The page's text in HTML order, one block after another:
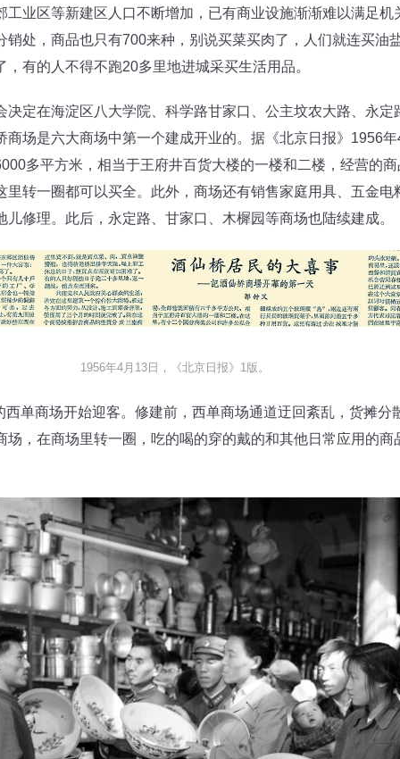
区等新建区人口不断增加，已有商业设施渐渐难以满足机
处，商品也只有700来种，别说买菜买肉了，人们就连买油
有的人不得不跑20多里地进城采买生活用品。
在海淀区八大学院、科学路甘家口、公主坟农大路、永定
商场是六大商场中第一个建成开业的。据《北京日报》1956
多平方米，相当于王府井百货大楼的一楼和二楼，经营的
里转一圈都可以买全。此外，商场还有销售家庭用具、五金
修理。此后，永定路、甘家口、木樨园等商场也陆续建成。
1956年4月13日，《北京日报》1版。
单商场开始迎客。修建前，西单商场通道迂回紊乱，货摊分
，在商场里转一圈，吃的喝的穿的戴的和其他日常应用的商